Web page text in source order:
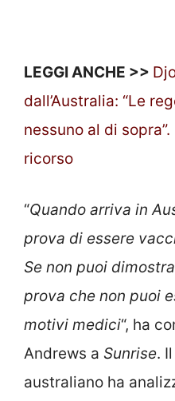
LEGGI ANCHE >>
dall’Australia: “Le
nessuno al di
ricorso
“Quando arriva in
prova di essere
Se non puoi
prova che non puoi
motivi medici“, ha
Andrews a Sunrise.
australiano ha